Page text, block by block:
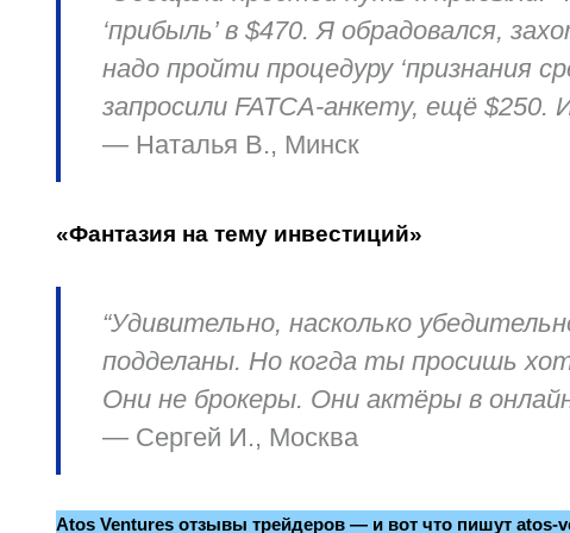
‘прибыль’ в $470. Я обрадовался,
надо пройти процедуру ‘признания
запросили FATCA-анкету, ещё $250.
— Наталья В., Минск
«Фантазия на тему инвестиций»
“Удивительно, насколько
подделаны. Но когда ты просишь
Они не брокеры. Они актёры в
— Сергей И., Москва
Atos Ventures отзывы трейдеров — и вот что пишут atos-